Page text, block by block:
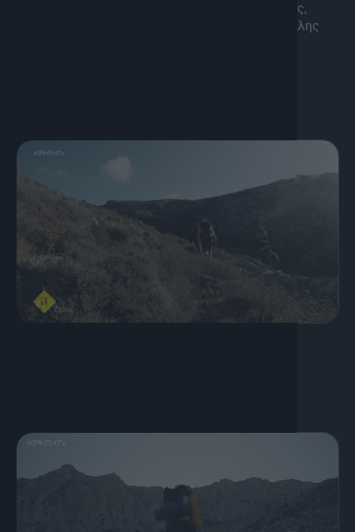
Ο Γιώργος Τρυπιδάκης και ο Μιχάλης Κατσιμπρής,
διασχίζουν το Ε4, ένα Ευρωπαϊκό Μονοπάτι μεγάλης